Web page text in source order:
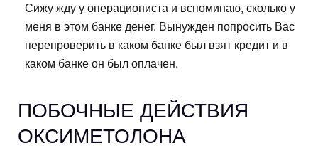
Сижу жду у операциониста и вспоминаю, сколько у
меня в этом банке денег. Вынужден попросить Вас
перепроверить в каком банке был взят кредит и в
каком банке он был оплачен.
ПОБОЧНЫЕ ДЕЙСТВИЯ
ОКСИМЕТОЛОНА